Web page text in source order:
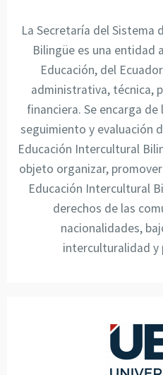
La Secretaría del Sistema
Bilingüe es una entidad
Educación, del
administrativa, técnica,
financiera. Se encarga
seguimiento y evaluación
Educación Intercultural
objeto organizar,
Educación Intercultural
derechos de las
nacionalidades,
interculturalidad y